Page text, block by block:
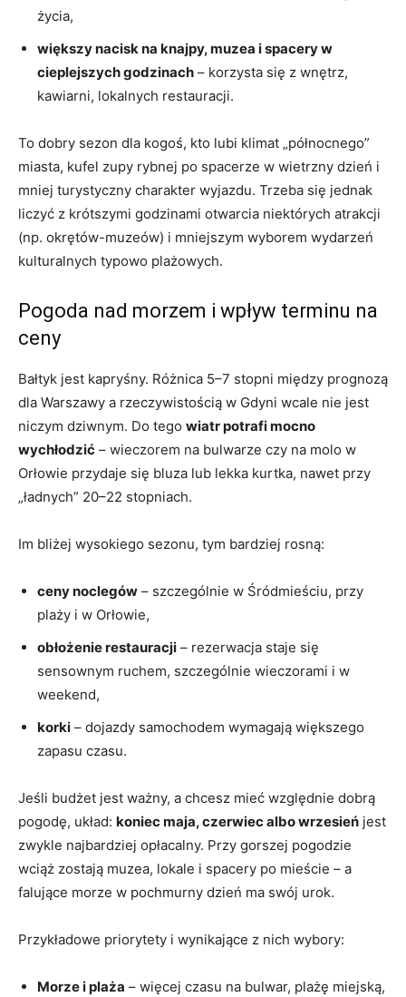
życia,
większy nacisk na knajpy, muzea i spacery w
cieplejszych godzinach – korzysta się z wnętrz,
kawiarni, lokalnych restauracji.
To dobry sezon dla kogoś, kto lubi klimat „północnego”
miasta, kufel zupy rybnej po spacerze w wietrzny dzień i
mniej turystyczny charakter wyjazdu. Trzeba się jednak
liczyć z krótszymi godzinami otwarcia niektórych atrakcji
(np. okrętów-muzeów) i mniejszym wyborem wydarzeń
kulturalnych typowo plażowych.
Pogoda nad morzem i wpływ terminu na
ceny
Bałtyk jest kapryśny. Różnica 5–7 stopni między prognozą
dla Warszawy a rzeczywistością w Gdyni wcale nie jest
niczym dziwnym. Do tego wiatr potrafi mocno
wychłodzić – wieczorem na bulwarze czy na molo w
Orłowie przydaje się bluza lub lekka kurtka, nawet przy
„ładnych” 20–22 stopniach.
Im bliżej wysokiego sezonu, tym bardziej rosną:
ceny noclegów – szczególnie w Śródmieściu, przy
plaży i w Orłowie,
obłożenie restauracji – rezerwacja staje się
sensownym ruchem, szczególnie wieczorami i w
weekend,
korki – dojazdy samochodem wymagają większego
zapasu czasu.
Jeśli budżet jest ważny, a chcesz mieć względnie dobrą
pogodę, układ: koniec maja, czerwiec albo wrzesień jest
zwykle najbardziej opłacalny. Przy gorszej pogodzie
wciąż zostają muzea, lokale i spacery po mieście – a
falujące morze w pochmurny dzień ma swój urok.
Przykładowe priorytety i wynikające z nich wybory:
Morze i plaża – więcej czasu na bulwar, plażę miejską,